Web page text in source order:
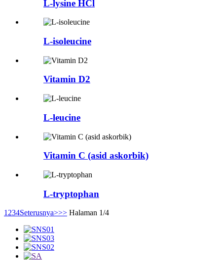
L-lysine HCl
L-isoleucine
Vitamin D2
L-leucine
Vitamin C (asid askorbik)
L-tryptophan
1234Seterusnya>>> Halaman 1/4